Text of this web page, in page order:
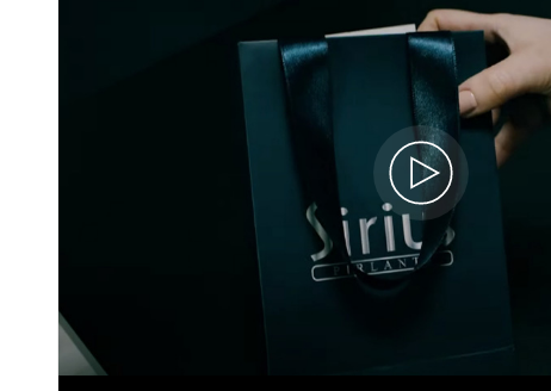
Pırlanta Sıra Taşlı Sarı ve Beyaz Altın
Antigua Alyans
60A0254A